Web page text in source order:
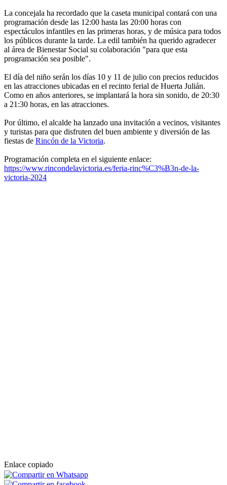
La concejala ha recordado que la caseta municipal contará con una
programación desde las 12:00 hasta las 20:00 horas con
espectáculos infantiles en las primeras horas, y de música para todos
los públicos durante la tarde. La edil también ha querido agradecer
al área de Bienestar Social su colaboración "para que esta
programación sea posible".
El día del niño serán los días 10 y 11 de julio con precios reducidos
en las atracciones ubicadas en el recinto ferial de Huerta Julián.
Como en años anteriores, se implantará la hora sin sonido, de 20:30
a 21:30 horas, en las atracciones.
Por último, el alcalde ha lanzado una invitación a vecinos, visitantes
y turistas para que disfruten del buen ambiente y diversión de las
fiestas de Rincón de la Victoria.
Programación completa en el siguiente enlace:
https://www.rincondelavictoria.es/feria-rinc%C3%B3n-de-la-
victoria-2024
Enlace copiado